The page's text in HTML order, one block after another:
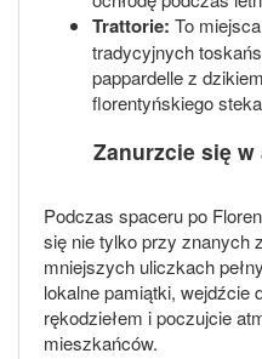
Trattorie: To
tradycyjnych
pappardelle z
florentyńskiego
Zanurzcie się
Podczas spaceru po
się nie tylko przy znanych
mniejszych uliczkach
lokalne pamiątki, wejdźcie
rękodziełem i poczujcie
mieszkańców.